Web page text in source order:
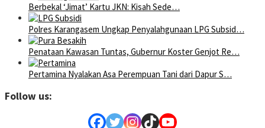
Berbekal ‘Jimat’ Kartu JKN: Kisah Sede…
Polres Karangasem Ungkap Penyalahgunaan LPG Subsid…
Penataan Kawasan Tuntas, Gubernur Koster Genjot Re…
Pertamina Nyalakan Asa Perempuan Tani dari Dapur S…
Follow us: